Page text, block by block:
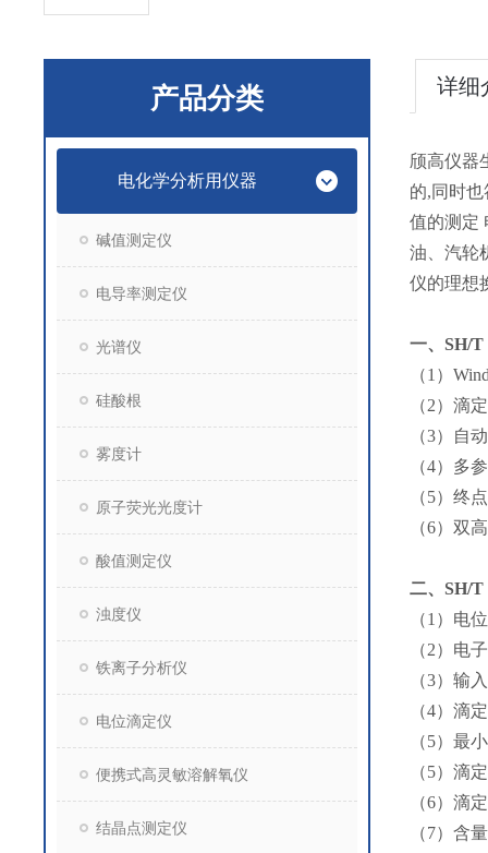
产品分类
电化学分析用仪器
碱值测定仪
电导率测定仪
光谱仪
硅酸根
雾度计
原子荧光光度计
酸值测定仪
浊度仪
铁离子分析仪
电位滴定仪
便携式高灵敏溶解氧仪
结晶点测定仪
详细
颀高仪器
的,同时
值的测定
油、汽轮
仪的理想
一、 SH/T
（1）
（2）滴
（3）自
（4）多
（5）终
（6）双
二、 SH/T
（1）电
（2）电
（3）输
（4）滴
（5）最
（5）滴
（6）滴
（7）含